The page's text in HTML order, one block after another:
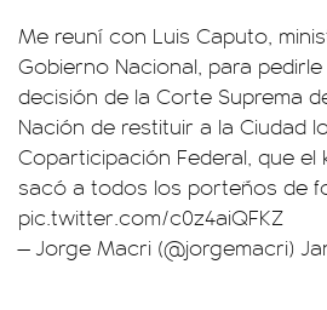
Me reuní con Luis Caputo,
Gobierno Nacional, para
decisión de la Corte Suprema
Nación de restituir a la Ciudad
Coparticipación Federal, que
sacó a todos los porteños de
pic.twitter.com/c0z4aiQFKZ
— Jorge Macri (@jorgemacri)